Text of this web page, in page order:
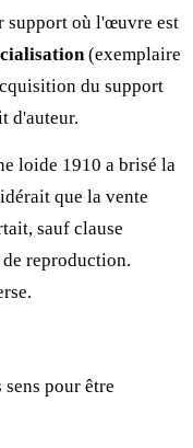
support où l'œuvre est
(exemplaire
du support
d'auteur.
loide 1910 a brisé la
que la vente
sauf clause
reproduction.
pour être